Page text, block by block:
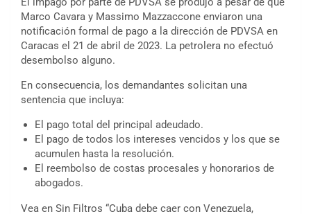
Marco Cavara y Massimo Mazzaccone enviaron una
notificación formal de pago a la dirección de PDVSA en
Caracas el 21 de abril de 2023. La petrolera no efectuó
desembolso alguno.
En consecuencia, los demandantes solicitan una
sentencia que incluya:
El pago total del principal adeudado.
El pago de todos los intereses vencidos y los que se
acumulen hasta la resolución.
El reembolso de costas procesales y honorarios de
abogados.
Vea en Sin Filtros “Cuba debe caer con Venezuela,